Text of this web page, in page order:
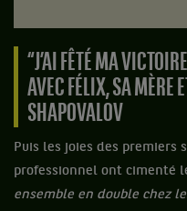
“J’AI FÊTÉ MA
AVEC FÉLIX, SA MÈRE
SHAPOVALOV
Puis les joies des premiers
professionnel ont cimenté
ensemble en double chez